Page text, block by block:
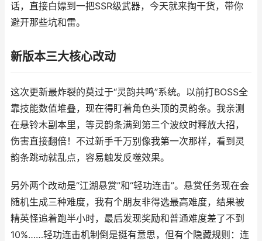
话，直接白嫖到一把SSR级武器，今天就来掏干货，带你
避开那些坑和雷。
新版本三大核心改动
这次更新最炸裂的莫过于“灵韵共鸣”系统。以前打BOSS全
靠技能数值堆叠，现在得盯着角色头顶的灵韵条。我亲测
在悬铃木副本里，等灵韵条满到第三个波纹时释放大招，
伤害直接翻倍！不过新手千万别像我第一次那样，看到灵
韵条跳动就乱点，容易触发反噬效果。
另外两个改动是“江湖悬赏”和“轻功连击”。悬赏任务现在会
随机生成三种难度，我有个朋友非得选最高难度，结果被
精英怪追着跑半小时，最后发现奖励和普通难度差了不到
10%……轻功连击机制倒是挺有意思，但有个隐藏规则：连